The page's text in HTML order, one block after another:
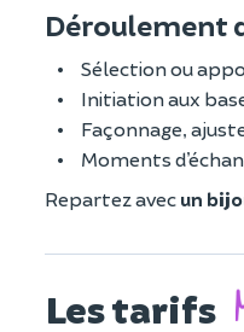
Déroulement
Sélection ou
Initiation aux
Façonnage,
Moments
Repartez avec un
Les tarifs